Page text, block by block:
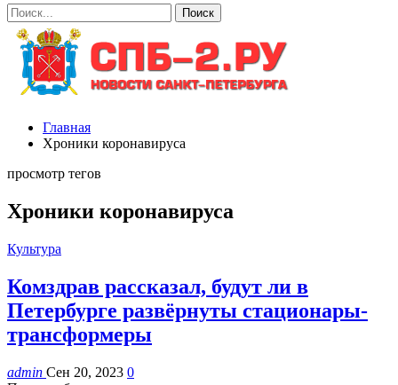
Главная
Хроники коронавируса
просмотр тегов
Хроники коронавируса
Культура
Комздрав рассказал, будут ли в
Петербурге развёрнуты стационары-
трансформеры
admin Сен 20, 2023 0